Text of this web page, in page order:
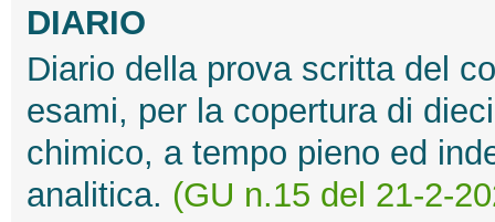
DIARIO
Diario della prova scritta del
esami, per la copertura di
chimico, a tempo pieno ed
analitica. (GU n.15 del 21-2-